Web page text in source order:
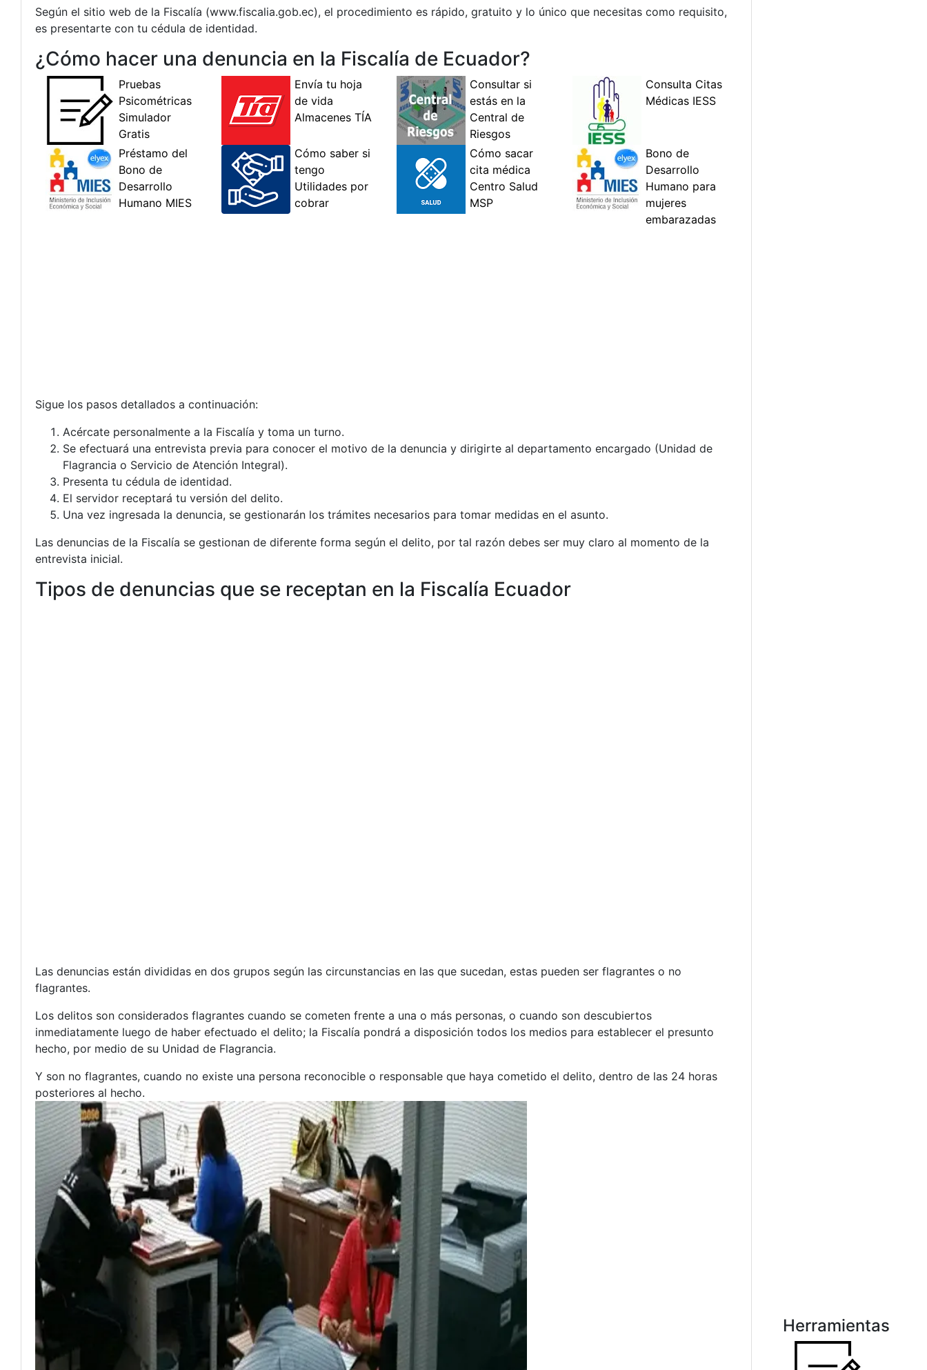
Según el sitio web de la Fiscalía (www.fiscalia.gob.ec), el procedimiento es rápido, gratuito y lo único que necesitas como requisito,
es presentarte con tu cédula de identidad.
¿Cómo hacer una denuncia en la Fiscalía de Ecuador?
Sigue los pasos detallados a continuación:
Acércate personalmente a la Fiscalía y toma un turno.
Se efectuará una entrevista previa para conocer el motivo de la denuncia y dirigirte al departamento encargado (Unidad de
Flagrancia o Servicio de Atención Integral).
Presenta tu cédula de identidad.
El servidor receptará tu versión del delito.
Una vez ingresada la denuncia, se gestionarán los trámites necesarios para tomar medidas en el asunto.
Las denuncias de la Fiscalía se gestionan de diferente forma según el delito, por tal razón debes ser muy claro al momento de la
entrevista inicial.
Tipos de denuncias que se receptan en la Fiscalía Ecuador
Las denuncias están divididas en dos grupos según las circunstancias en las que sucedan, estas pueden ser flagrantes o no
flagrantes.
Los delitos son considerados flagrantes cuando se cometen frente a una o más personas, o cuando son descubiertos
inmediatamente luego de haber efectuado el delito; la Fiscalía pondrá a disposición todos los medios para establecer el presunto
hecho, por medio de su Unidad de Flagrancia.
Y son no flagrantes, cuando no existe una persona reconocible o responsable que haya cometido el delito, dentro de las 24 horas
posteriores al hecho.
Herramientas